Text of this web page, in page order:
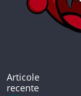
Articole
recente